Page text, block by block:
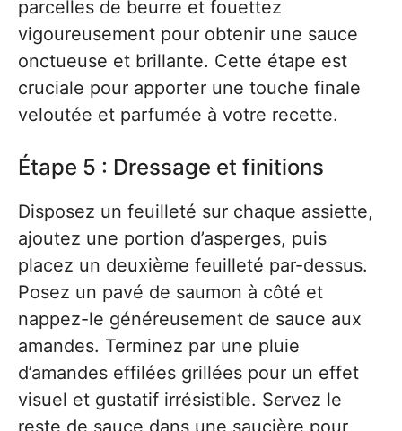
parcelles de beurre et fouettez
vigoureusement pour obtenir une sauce
onctueuse et brillante. Cette étape est
cruciale pour apporter une touche finale
veloutée et parfumée à votre recette.
Étape 5 : Dressage et finitions
Disposez un feuilleté sur chaque assiette,
ajoutez une portion d’asperges, puis
placez un deuxième feuilleté par-dessus.
Posez un pavé de saumon à côté et
nappez-le généreusement de sauce aux
amandes. Terminez par une pluie
d’amandes effilées grillées pour un effet
visuel et gustatif irrésistible. Servez le
reste de sauce dans une saucière pour